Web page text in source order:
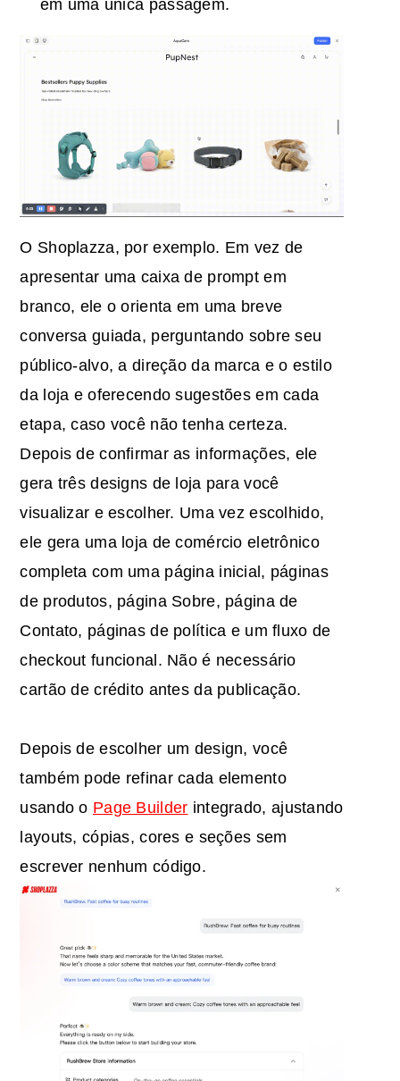
em uma única passagem.
O Shoplazza, por exemplo. Em vez de
apresentar uma caixa de prompt em
branco, ele o orienta em uma breve
conversa guiada, perguntando sobre seu
público-alvo, a direção da marca e o estilo
da loja e oferecendo sugestões em cada
etapa, caso você não tenha certeza.
Depois de confirmar as informações, ele
gera três designs de loja para você
visualizar e escolher. Uma vez escolhido,
ele gera uma loja de comércio eletrônico
completa com uma página inicial, páginas
de produtos, página Sobre, página de
Contato, páginas de política e um fluxo de
checkout funcional. Não é necessário
cartão de crédito antes da publicação.
Depois de escolher um design, você
também pode refinar cada elemento
usando o Page Builder integrado, ajustando
layouts, cópias, cores e seções sem
escrever nenhum código.